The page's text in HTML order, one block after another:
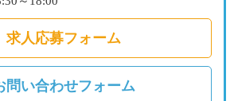
求人応募フォーム
問い合わせフォーム